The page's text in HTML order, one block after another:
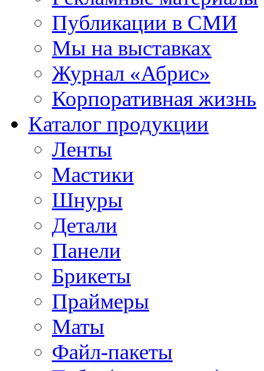
Публикации в СМИ
Мы на выставках
Журнал «Абрис»
Корпоративная жизнь
Каталог продукции
Ленты
Мастики
Шнуры
Детали
Панели
Брикеты
Праймеры
Маты
Файл-пакеты